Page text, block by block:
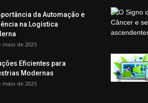
da Automação e
na Logística
maio de 2025
Eficientes para
Modernas
maio de 2025